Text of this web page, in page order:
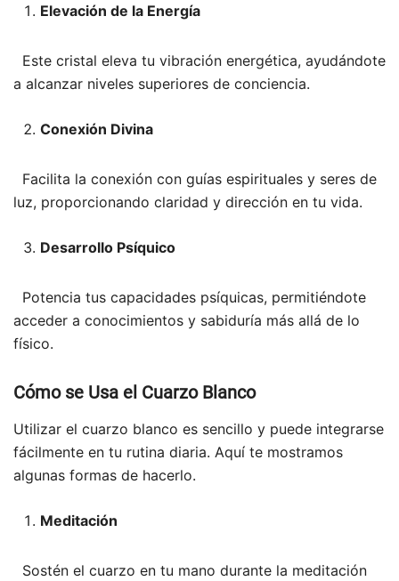
Elevación de la Energía
Este cristal eleva tu vibración energética, ayudándote
a alcanzar niveles superiores de conciencia.
Conexión Divina
Facilita la conexión con guías espirituales y seres de
luz, proporcionando claridad y dirección en tu vida.
Desarrollo Psíquico
Potencia tus capacidades psíquicas, permitiéndote
acceder a conocimientos y sabiduría más allá de lo
físico.
Cómo se Usa el Cuarzo Blanco
Utilizar el cuarzo blanco es sencillo y puede integrarse
fácilmente en tu rutina diaria. Aquí te mostramos
algunas formas de hacerlo.
Meditación
Sostén el cuarzo en tu mano durante la meditación